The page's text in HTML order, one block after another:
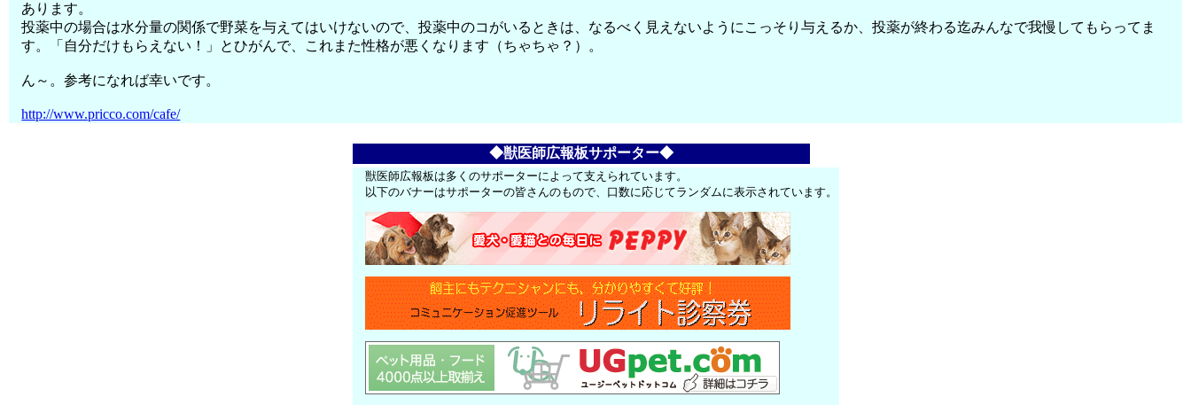
あります。
投薬中の場合は水分量の関係で野菜を与えてはいけないので、投薬中のコがいるときは、なるべく見えないようにこっそり与えるか、投薬が終わる迄みんなで我慢してもらってま
す。「自分だけもらえない！」とひがんで、これまた性格が悪くなります（ちゃちゃ？）。
ん～。参考になれば幸いです。
http://www.pricco.com/cafe/
◆獣医師広報板サポーター◆
獣医師広報板は多くのサポーターによって支えられています。
以下のバナーはサポーターの皆さんのもので、口数に応じてランダムに表示されています。